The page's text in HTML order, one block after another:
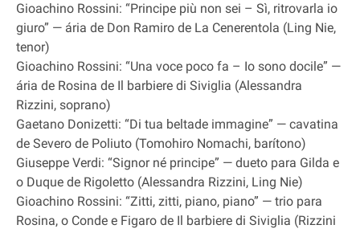
Gioachino Rossini: “Principe più non sei – Sì, ritrovarla io
giuro” — ária de Don Ramiro de La Cenerentola (Ling Nie,
tenor)
Gioachino Rossini: “Una voce poco fa – Io sono docile” —
ária de Rosina de Il barbiere di Siviglia (Alessandra
Rizzini, soprano)
Gaetano Donizetti: “Di tua beltade immagine” — cavatina
de Severo de Poliuto (Tomohiro Nomachi, barítono)
Giuseppe Verdi: “Signor né principe” — dueto para Gilda e
o Duque de Rigoletto (Alessandra Rizzini, Ling Nie)
Gioachino Rossini: “Zitti, zitti, piano, piano” — trio para
Rosina, o Conde e Figaro de Il barbiere di Siviglia (Rizzini